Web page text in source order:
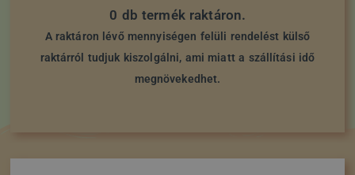
0 db termék raktáron.
A raktáron lévő mennyiségen felüli rendelést külső
raktárról tudjuk kiszolgálni, ami miatt a szállítási idő
megnövekedhet.